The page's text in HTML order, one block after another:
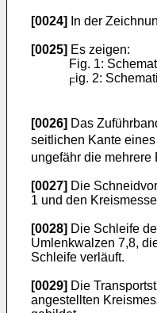
[0024] In der
[0025] Es zeigen:
Fig. 1:
Fig. 2:
[0026] Das
seitlichen Kante
ungefähr die mehrere
[0027] Die
1 und den
[0028] Die Schleife
Umlenkwalzen 7,8,
Schleife verläuft.
[0029] Die
angestellten